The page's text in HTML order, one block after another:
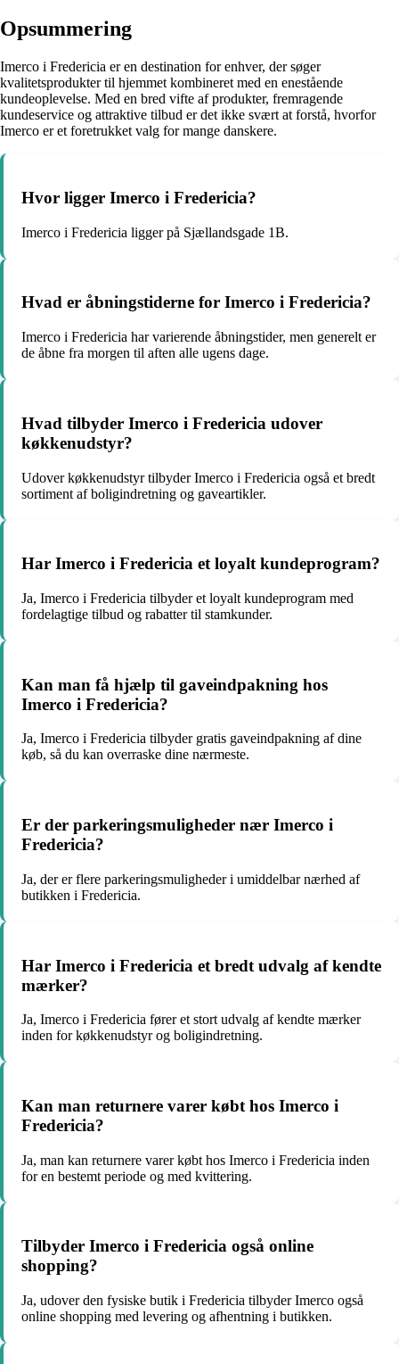
Opsummering
Imerco i Fredericia er en destination for enhver, der søger
kvalitetsprodukter til hjemmet kombineret med en enestående
kundeoplevelse. Med en bred vifte af produkter, fremragende
kundeservice og attraktive tilbud er det ikke svært at forstå, hvorfor
Imerco er et foretrukket valg for mange danskere.
Hvor ligger Imerco i Fredericia?
Imerco i Fredericia ligger på Sjællandsgade 1B.
Hvad er åbningstiderne for Imerco i Fredericia?
Imerco i Fredericia har varierende åbningstider, men generelt er
de åbne fra morgen til aften alle ugens dage.
Hvad tilbyder Imerco i Fredericia udover
køkkenudstyr?
Udover køkkenudstyr tilbyder Imerco i Fredericia også et bredt
sortiment af boligindretning og gaveartikler.
Har Imerco i Fredericia et loyalt kundeprogram?
Ja, Imerco i Fredericia tilbyder et loyalt kundeprogram med
fordelagtige tilbud og rabatter til stamkunder.
Kan man få hjælp til gaveindpakning hos
Imerco i Fredericia?
Ja, Imerco i Fredericia tilbyder gratis gaveindpakning af dine
køb, så du kan overraske dine nærmeste.
Er der parkeringsmuligheder nær Imerco i
Fredericia?
Ja, der er flere parkeringsmuligheder i umiddelbar nærhed af
butikken i Fredericia.
Har Imerco i Fredericia et bredt udvalg af kendte
mærker?
Ja, Imerco i Fredericia fører et stort udvalg af kendte mærker
inden for køkkenudstyr og boligindretning.
Kan man returnere varer købt hos Imerco i
Fredericia?
Ja, man kan returnere varer købt hos Imerco i Fredericia inden
for en bestemt periode og med kvittering.
Tilbyder Imerco i Fredericia også online
shopping?
Ja, udover den fysiske butik i Fredericia tilbyder Imerco også
online shopping med levering og afhentning i butikken.